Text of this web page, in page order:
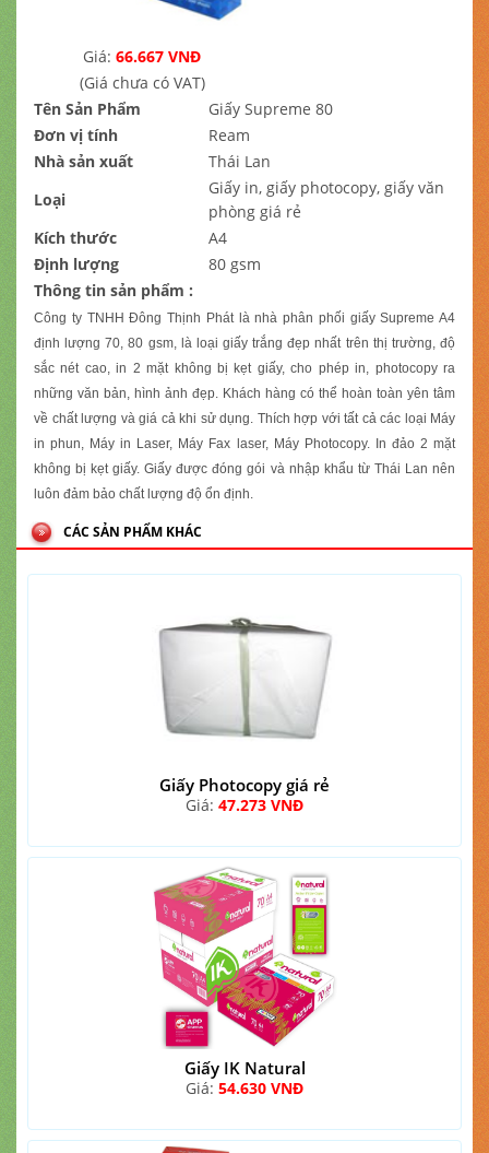
Giá: 66.667 VNĐ
(Giá chưa có VAT)
Tên Sản Phẩm
Giấy Supreme 80
Đơn vị tính
Ream
Nhà sản xuất
Thái Lan
Loại
Giấy in, giấy photocopy, giấy văn
phòng giá rẻ
Kích thước
A4
Định lượng
80 gsm
Thông tin sản phẩm :
Công ty TNHH Đông Thịnh Phát là nhà phân phối giấy Supreme A4
định lượng 70, 80 gsm, là loại giấy trắng đẹp nhất trên thị trường, độ
sắc nét cao, in 2 mặt không bị kẹt giấy, cho phép in, photocopy ra
những văn bản, hình ảnh đẹp. Khách hàng có thể hoàn toàn yên tâm
về chất lượng và giá cả khi sử dụng. Thích hợp với tất cả các loại Máy
in phun, Máy in Laser, Máy Fax laser, Máy Photocopy. In đảo 2 mặt
không bị kẹt giấy. Giấy được đóng gói và nhập khẩu từ Thái Lan nên
luôn đảm bảo chất lượng độ ổn định.
CÁC SẢN PHẨM KHÁC
Giấy Photocopy giá rẻ
Giá: 47.273 VNĐ
Giấy IK Natural
Giá: 54.630 VNĐ